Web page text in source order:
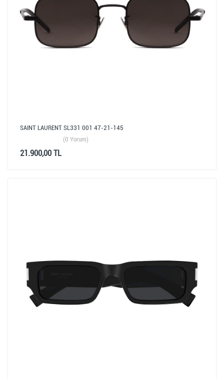
SAINT LAURENT SL331 001 47-21-145
(0 Yorum)
21.900,00 TL